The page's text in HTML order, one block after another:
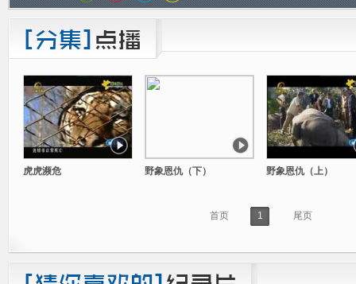
虎虎濒危 野象恩仇（下） 野象恩仇（上）
首页 1 尾页